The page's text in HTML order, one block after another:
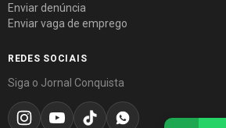
Enviar denúncia
Enviar vaga de emprego
REDES SOCIAIS
Siga o Jornal Conquista